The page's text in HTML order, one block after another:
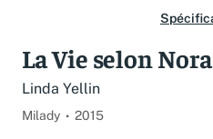
La Vie selon Nora